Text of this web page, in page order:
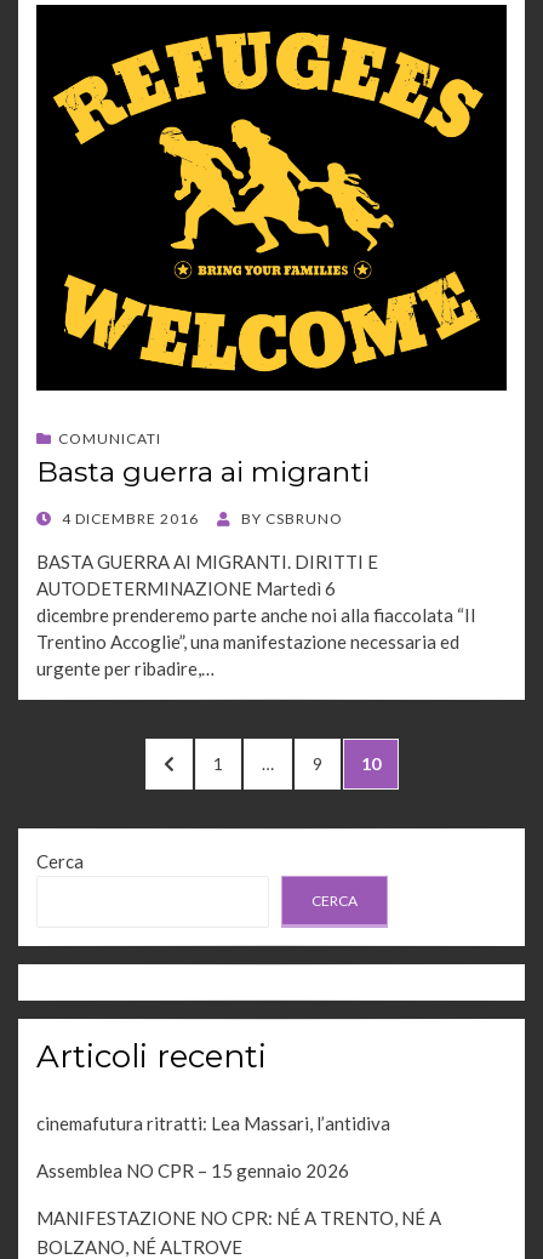
COMUNICATI
Basta guerra ai migranti
POSTED
4 DICEMBRE 2016 BY CSBRUNO
BASTA GUERRA AI MIGRANTI. DIRITTI E
AUTODETERMINAZIONE Martedì 6
dicembre prenderemo parte anche noi alla fiaccolata “Il
Trentino Accoglie”, una manifestazione necessaria ed
urgente per ribadire,…
Paginazione
articoli
PREVIOUS
PAGE
PAGE
1 … PAGE
9 PAGE
10
Cerca
CERCA
Articoli recenti
cinemafutura ritratti: Lea Massari, l’antidiva
Assemblea NO CPR – 15 gennaio 2026
MANIFESTAZIONE NO CPR: NÉ A TRENTO, NÉ A
BOLZANO, NÉ ALTROVE